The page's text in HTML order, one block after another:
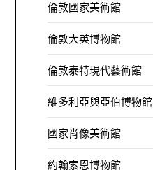
倫敦國家美術館
倫敦大英博物館
倫敦泰特現代藝術館
維多利亞與亞伯博物館
國家肖像美術館
約翰索恩博物館